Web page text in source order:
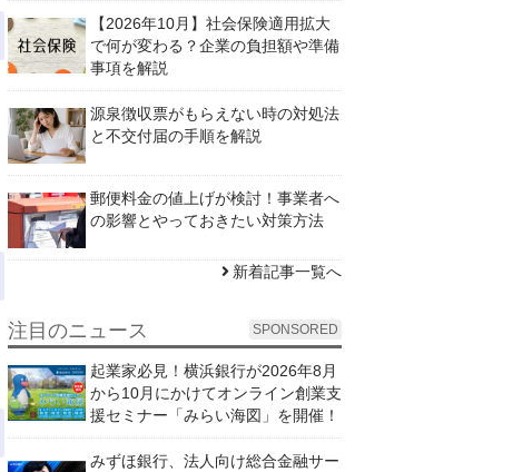
【2026年10月】社会保険適用拡大
で何が変わる？企業の負担額や準備
事項を解説
源泉徴収票がもらえない時の対処法
と不交付届の手順を解説
郵便料金の値上げが検討！事業者へ
の影響とやっておきたい対策方法
新着記事一覧へ
注目のニュース SPONSORED
起業家必見！横浜銀行が2026年8月
から10月にかけてオンライン創業支
援セミナー「みらい海図」を開催！
みずほ銀行、法人向け総合金融サー